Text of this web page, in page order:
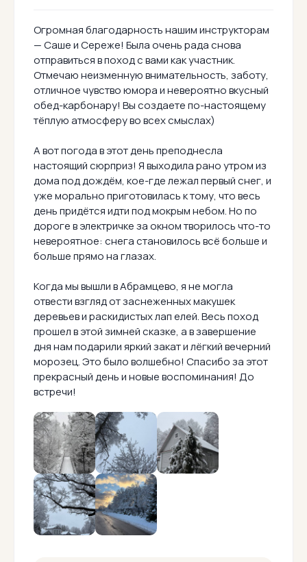
Огромная благодарность нашим инструкторам
— Саше и Сереже! Была очень рада снова
отправиться в поход с вами как участник.
Отмечаю неизменную внимательность, заботу,
отличное чувство юмора и невероятно вкусный
обед-карбонару! Вы создаете по-настоящему
тёплую атмосферу во всех смыслах)
А вот погода в этот день преподнесла
настоящий сюрприз! Я выходила рано утром из
дома под дождём, кое-где лежал первый снег, и
уже морально приготовилась к тому, что весь
день придётся идти под мокрым небом. Но по
дороге в электричке за окном творилось что-то
невероятное: снега становилось всё больше и
больше прямо на глазах.
Когда мы вышли в Абрамцево, я не могла
отвести взгляд от заснеженных макушек
деревьев и раскидистых лап елей. Весь поход
прошел в этой зимней сказке, а в завершение
дня нам подарили яркий закат и лёгкий вечерний
морозец. Это было волшебно! Спасибо за этот
прекрасный день и новые воспоминания! До
встречи!